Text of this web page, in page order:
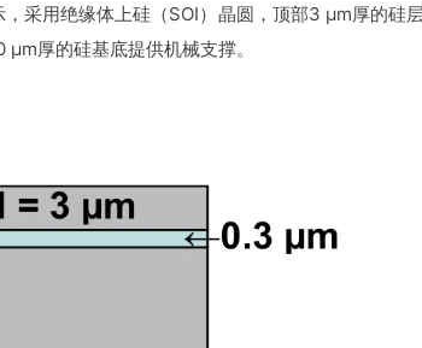
采用绝缘体上硅（SOI）晶圆，顶部3 μm厚的硅
厚的硅基底提供机械支撑。